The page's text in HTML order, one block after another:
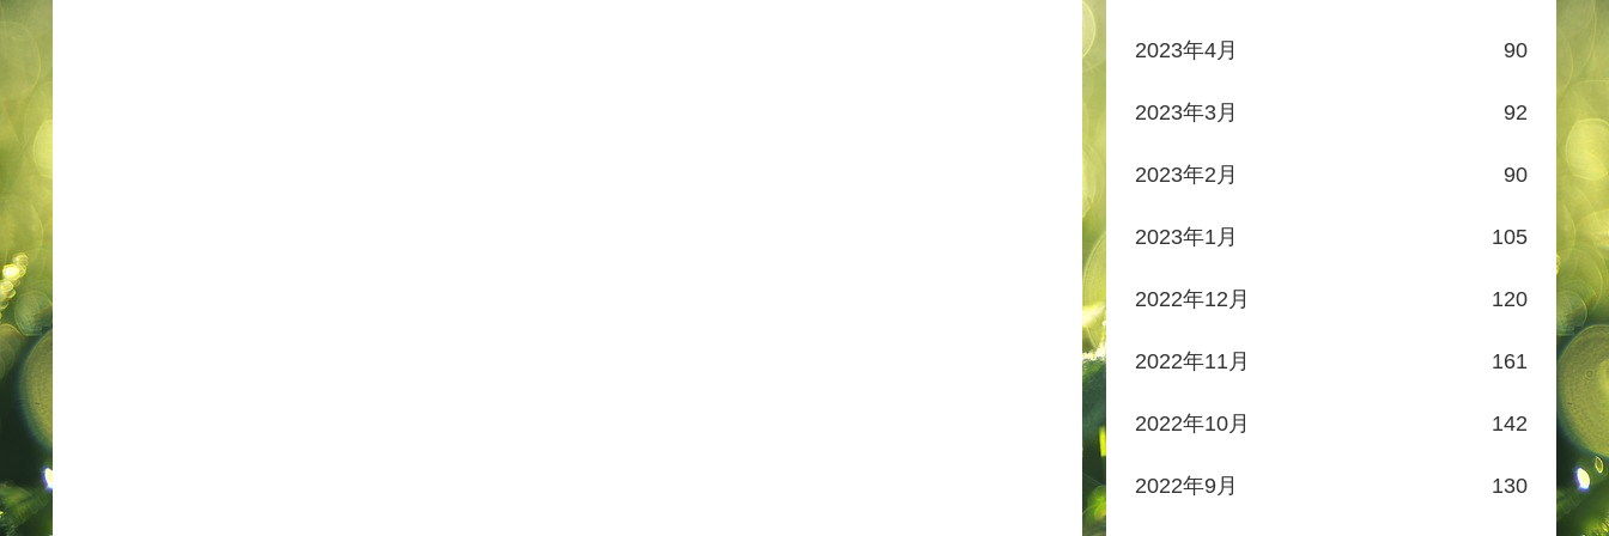
2023年4月 90
2023年3月 92
2023年2月 90
2023年1月 105
2022年12月 120
2022年11月 161
2022年10月 142
2022年9月 130